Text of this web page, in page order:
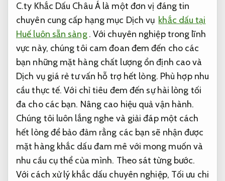
C.ty Khắc Dấu Châu Á là một đơn vị đáng tin
chuyên cung cấp hạng mục Dịch vụ khắc dấu tại
Huế luôn sẵn sàng. Với chuyên nghiệp trong lĩnh
vực này, chúng tôi cam đoan đem đến cho các
bạn những mặt hàng chất lượng ổn định cao và
Dịch vụ giá rẻ tư vấn hỗ trợ hết lòng. Phù hợp nhu
cầu thực tế. Với chỉ tiêu đem đến sự hài lòng tối
đa cho các bạn. Nâng cao hiệu quả vận hành.
Chúng tôi luôn lắng nghe và giải đáp một cách
hết lòng để bảo đảm rằng các bạn sẽ nhận được
mặt hàng khắc dấu đam mê với mong muốn và
nhu cầu cụ thể của mình. Theo sát từng bước.
Với cách xử lý khắc dấu chuyên nghiệp, Tối ưu chi